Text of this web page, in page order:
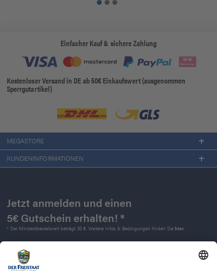
Einfacher Kauf & sichere Zahlung
Kostenloser Versand in DE ab 50€ Einkaufswert (ausgenommen
Sperrgutartikel)
MEGASTORE
KUNDENINFORMATIONEN
Jetzt anmelden und einen
5€ Gutschein erhalten! *
* Der Mindestbestellwert beträgt 30 €. Weitere Infos & Bedingungen finden Sie hier